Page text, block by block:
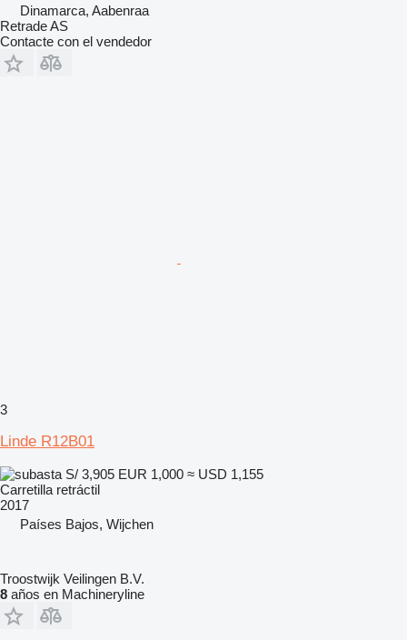
Dinamarca, Aabenraa
Retrade AS
Contacte con el vendedor
3
Linde R12B01
S/ 3,905 EUR 1,000 ≈ USD 1,155
Carretilla retráctil
2017
Países Bajos, Wijchen
Troostwijk Veilingen B.V.
8 años en Machineryline